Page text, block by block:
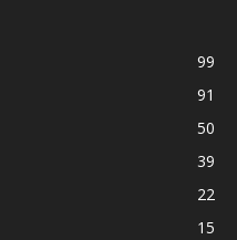
99
91
50
39
22
15